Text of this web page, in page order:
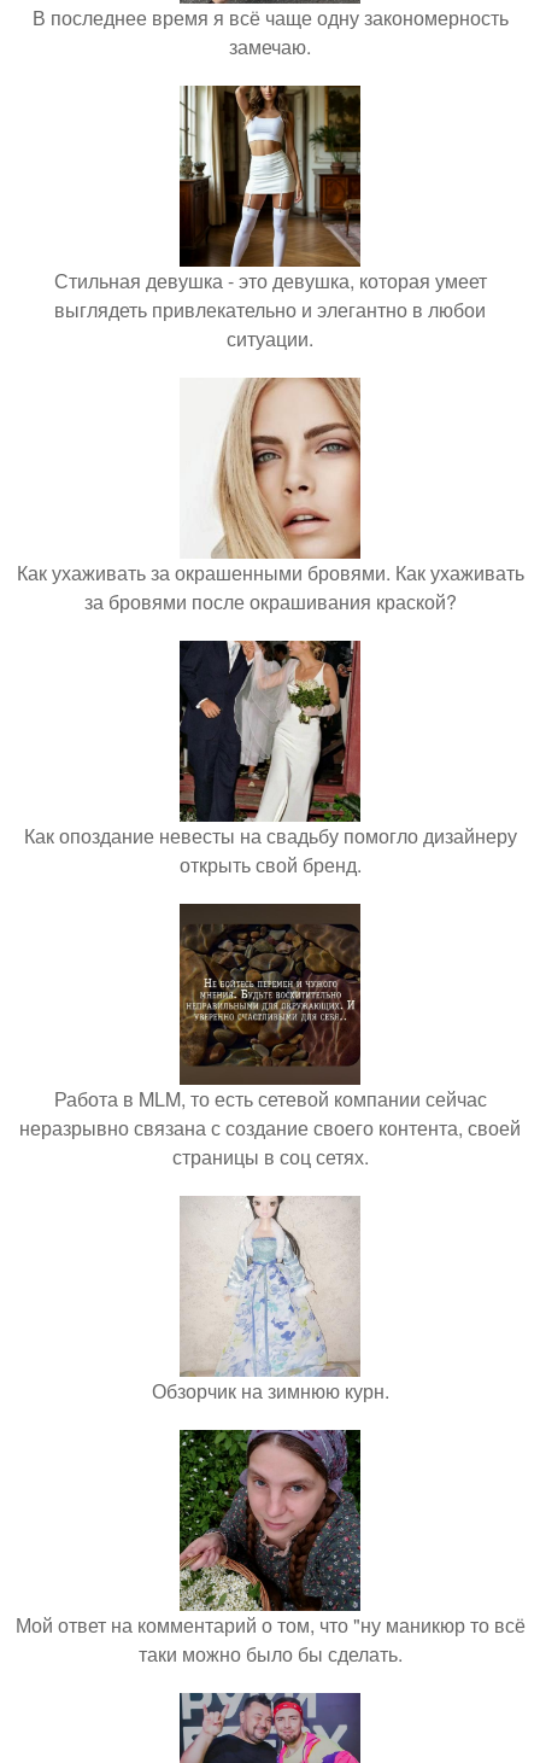
В последнее время я всё чаще одну закономерность
замечаю.
Стильная девушка - это девушка, которая умеет
выглядеть привлекательно и элегантно в любои
ситуации.
Как ухаживать за окрашенными бровями. Как ухаживать
за бровями после окрашивания краской?
Как опоздание невесты на свадьбу помогло дизайнеру
открыть свой бренд.
Работа в MLM, то есть сетевой компании сейчас
неразрывно связана с создание своего контента, своей
страницы в соц сетях.
Обзорчик на зимнюю курн.
Мой ответ на комментарий о том, что "ну маникюр то всё
таки можно было бы сделать.